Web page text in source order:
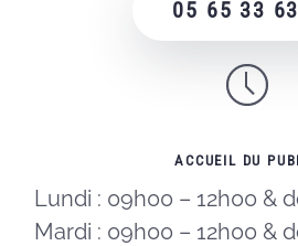
05 65 33
ACCUEIL DU
Lundi : 09h00 – 12h00 &
Mardi : 09h00 – 12h00 &